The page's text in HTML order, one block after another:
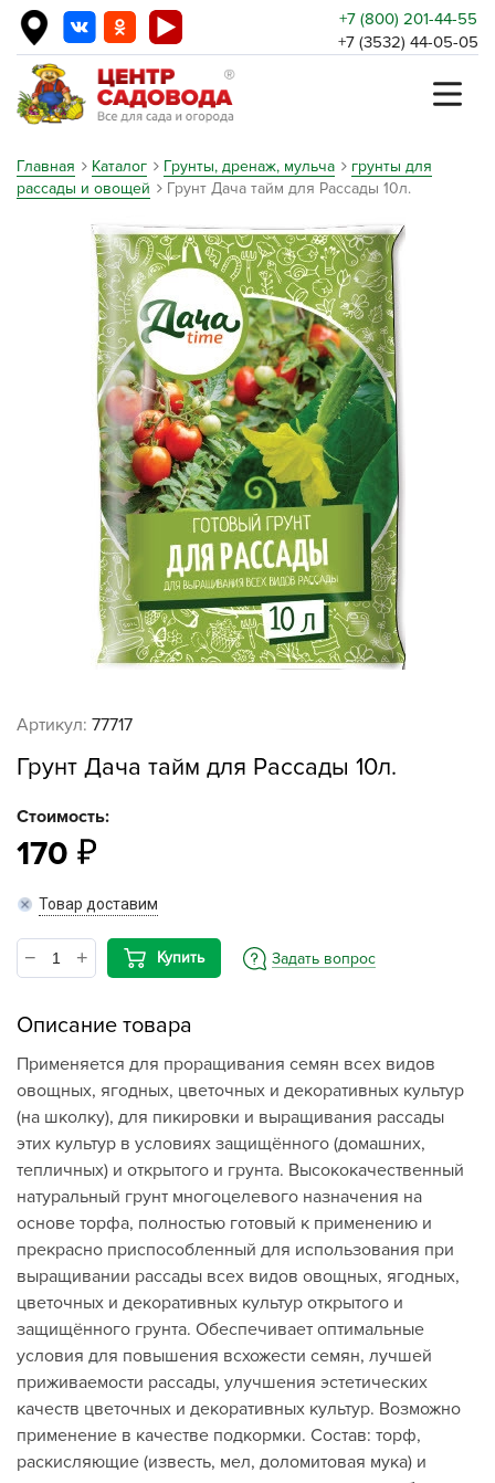
+7 (800) 201-44-55
+7 (3532) 44-05-05
Главная Каталог Грунты, дренаж, мульча
грунты для
рассады и овощей
Грунт Дача тайм для Рассады 10л.
Артикул: 77717
Грунт Дача тайм для Рассады 10л.
Стоимость:
170
Товар доставим
Купить Задать вопрос
Описание товара
Применяется для проращивания семян всех видов
овощных, ягодных, цветочных и декоративных культур
(на школку), для пикировки и выращивания рассады
этих культур в условиях защищённого (домашних,
тепличных) и открытого и грунта. Высококачественный
натуральный грунт многоцелевого назначения на
основе торфа, полностью готовый к применению и
прекрасно приспособленный для использования при
выращивании рассады всех видов овощных, ягодных,
цветочных и декоративных культур открытого и
защищённого грунта. Обеспечивает оптимальные
условия для повышения всхожести семян, лучшей
приживаемости рассады, улучшения эстетических
качеств цветочных и декоративных культур. Возможно
применение в качестве подкормки. Состав: торф,
раскисляющие (известь, мел, доломитовая мука) и